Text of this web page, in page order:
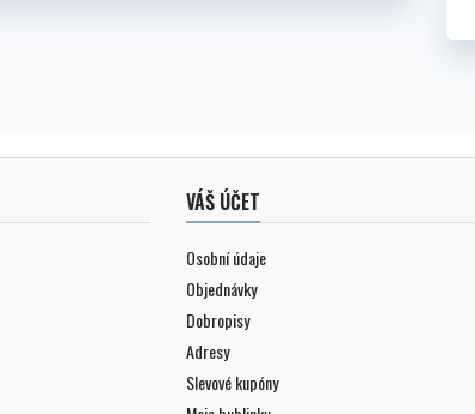
VÁŠ ÚČET
Osobní údaje
Objednávky
Dobropisy
Adresy
Slevové kupóny